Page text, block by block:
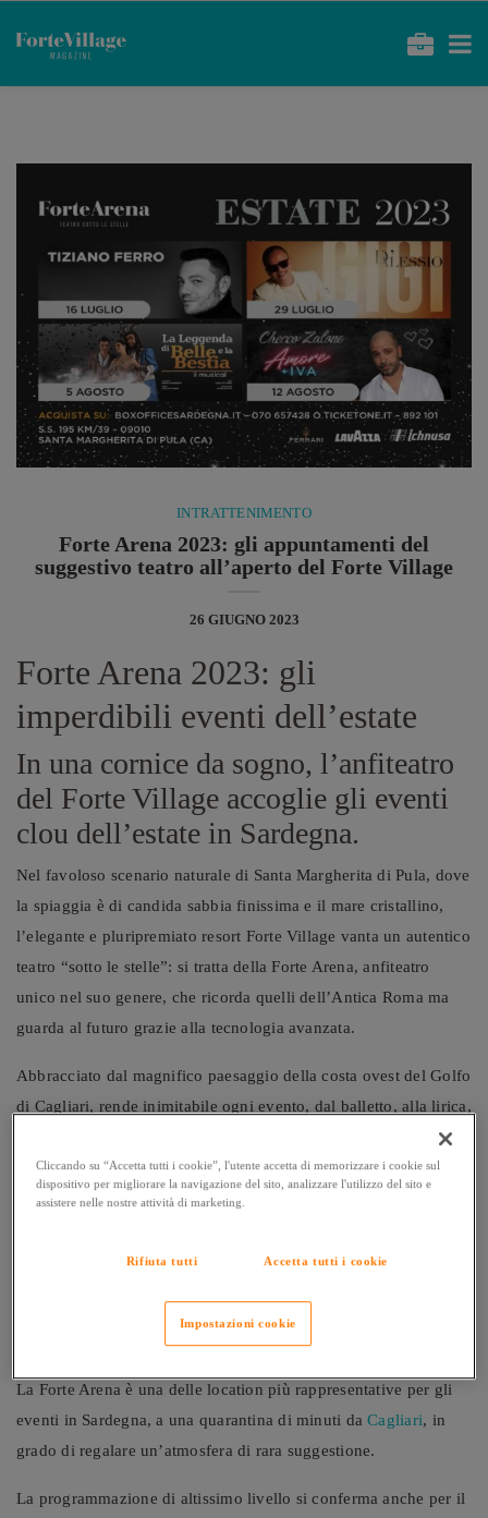
INTRATTENIMENTO
Forte Arena 2023: gli appuntamenti del
suggestivo teatro all’aperto del Forte Village
26 GIUGNO 2023
Forte Arena 2023: gli
imperdibili eventi dell’estate
In una cornice da sogno, l’anfiteatro
del Forte Village accoglie gli eventi
clou dell’estate in Sardegna.
Nel favoloso scenario naturale di Santa Margherita di Pula, dove
la spiaggia è di candida sabbia finissima e il mare cristallino,
l’elegante e pluripremiato resort Forte Village vanta un autentico
teatro “sotto le stelle”: si tratta della Forte Arena, anfiteatro
unico nel suo genere, che ricorda quelli dell’Antica Roma ma
guarda al futuro grazie alla tecnologia avanzata.
Abbracciato dal magnifico paesaggio della costa ovest del Golfo
di Cagliari, rende inimitabile ogni evento, dal balletto, alla lirica,
In più, nel corso degli anni, ha avuto l’onore di ospitare talenti
Gli appuntamenti per l’estate
2023 della Forte Arena
La Forte Arena è una delle location più rappresentative per gli
eventi in Sardegna, a una quarantina di minuti daCagliari, in
grado di regalare un’atmosfera di rara suggestione.
La programmazione di altissimo livello si conferma anche per il
Cliccando su “Accetta tutti i cookie”, l'utente accetta di memorizzare i cookie sul
dispositivo per migliorare la navigazione del sito, analizzare l'utilizzo del sito e
assistere nelle nostre attività di marketing.
Rifiuta tutti Accetta tutti i cookie
Impostazioni cookie